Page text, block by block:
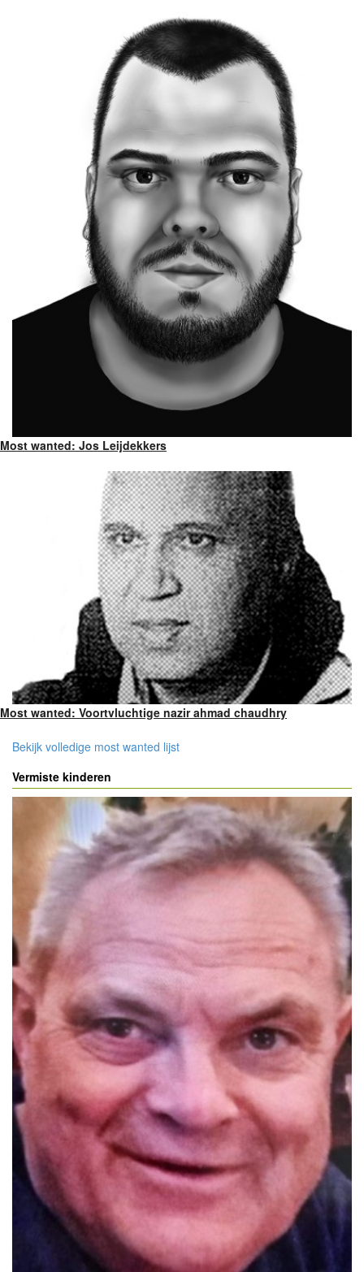
Most wanted: Jos Leijdekkers
Most wanted: Voortvluchtige nazir ahmad chaudhry
Bekijk volledige most wanted lijst
Vermiste kinderen